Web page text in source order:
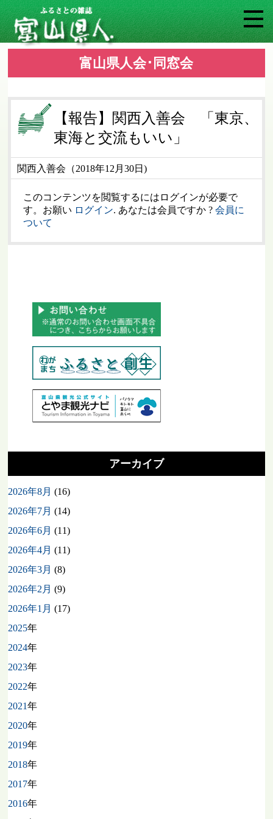
富山県人会･同窓会
【報告】関西入善会 「東京、
東海と交流もいい」
関西入善会（2018年12月30日)
このコンテンツを閲覧するにはログインが必要で
す。お願い ログイン. あなたは会員ですか ?会員に
ついて
アーカイブ
2026年8月 (16)
2026年7月 (14)
2026年6月 (11)
2026年4月 (11)
2026年3月 (8)
2026年2月 (9)
2026年1月 (17)
2025年
2024年
2023年
2022年
2021年
2020年
2019年
2018年
2017年
2016年